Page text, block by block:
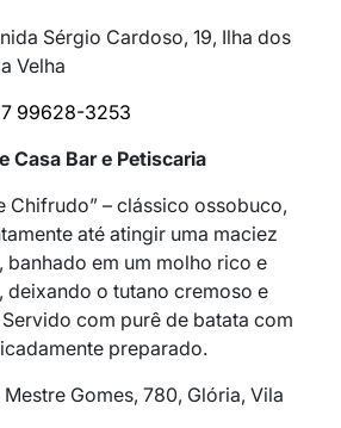
Sérgio Cardoso, 19, Ilha dos
Velha
99628-3253
Casa Bar e Petiscaria
Chifrudo” – clássico ossobuco,
até atingir uma maciez
banhado em um molho rico e
deixando o tutano cremoso e
com purê de batata com
preparado.
Mestre Gomes, 780, Glória, Vila